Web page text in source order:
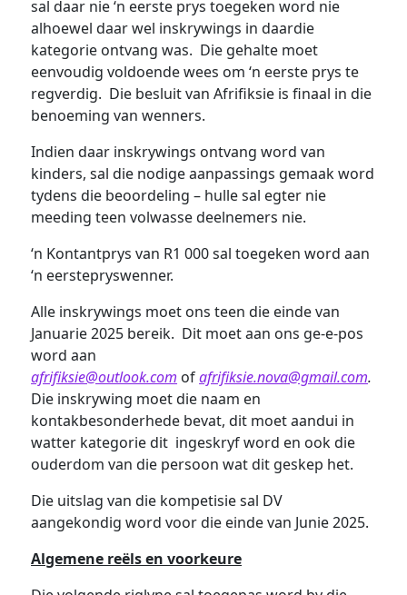
sal daar nie ‘n eerste prys toegeken word nie
alhoewel daar wel inskrywings in daardie
kategorie ontvang was. Die gehalte moet
eenvoudig voldoende wees om ‘n eerste prys te
regverdig. Die besluit van Afrifiksie is finaal in die
benoeming van wenners.
Indien daar inskrywings ontvang word van
kinders, sal die nodige aanpassings gemaak word
tydens die beoordeling – hulle sal egter nie
meeding teen volwasse deelnemers nie.
‘n Kontantprys van R1 000 sal toegeken word aan
‘n eerstepryswenner.
Alle inskrywings moet ons teen die einde van
Januarie 2025 bereik. Dit moet aan ons ge-e-pos
word aan
afrifiksie@outlook.com ofafrifiksie.nova@gmail.com.
Die inskrywing moet die naam en
kontakbesonderhede bevat, dit moet aandui in
watter kategorie dit ingeskryf word en ook die
ouderdom van die persoon wat dit geskep het.
Die uitslag van die kompetisie sal DV
aangekondig word voor die einde van Junie 2025.
Algemene reëls en voorkeure